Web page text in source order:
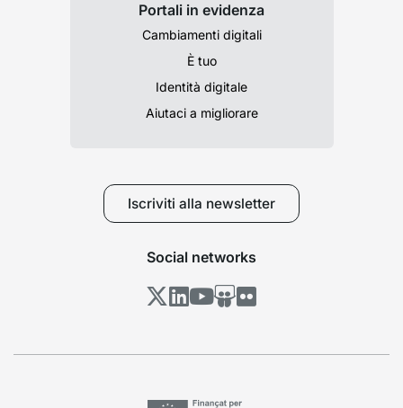
Portali in evidenza
Cambiamenti digitali
È tuo
Identità digitale
Aiutaci a migliorare
Iscriviti alla newsletter
Social networks